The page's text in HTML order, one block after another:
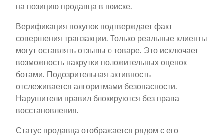
на позицию продавца в поиске.
Верификация покупок подтверждает факт
совершения транзакции. Только реальные клиенты
могут оставлять отзывы о товаре. Это исключает
возможность накрутки положительных оценок
ботами. Подозрительная активность
отслеживается алгоритмами безопасности.
Нарушители правил блокируются без права
восстановления.
Статус продавца отображается рядом с его